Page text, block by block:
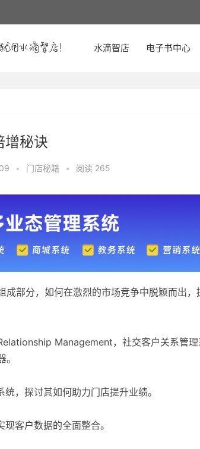
水滴智店 电子书中心
增秘诀
• 门店秘籍 • 阅读 265
成部分，如何在激烈的市场竞争中脱颖而出
Management，社交客户关系管
，探讨其如何助力门店提升业绩。
客户数据的全面整合。